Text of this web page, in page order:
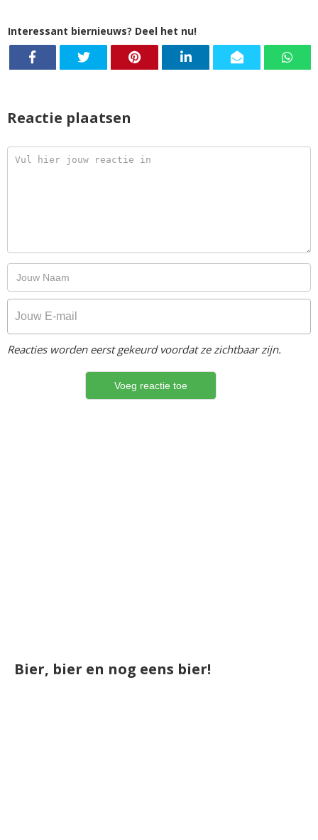
Interessant biernieuws? Deel het nu!
Reactie plaatsen
Reacties worden eerst gekeurd voordat ze zichtbaar zijn.
Bier, bier en nog eens bier!